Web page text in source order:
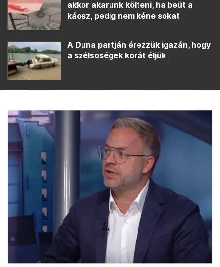
akkor akarunk költeni, ha beüt a
káosz, pedig nem kéne sokat
A Duna partján érezzük igazán, hogy
a szélsőségek korát éljük